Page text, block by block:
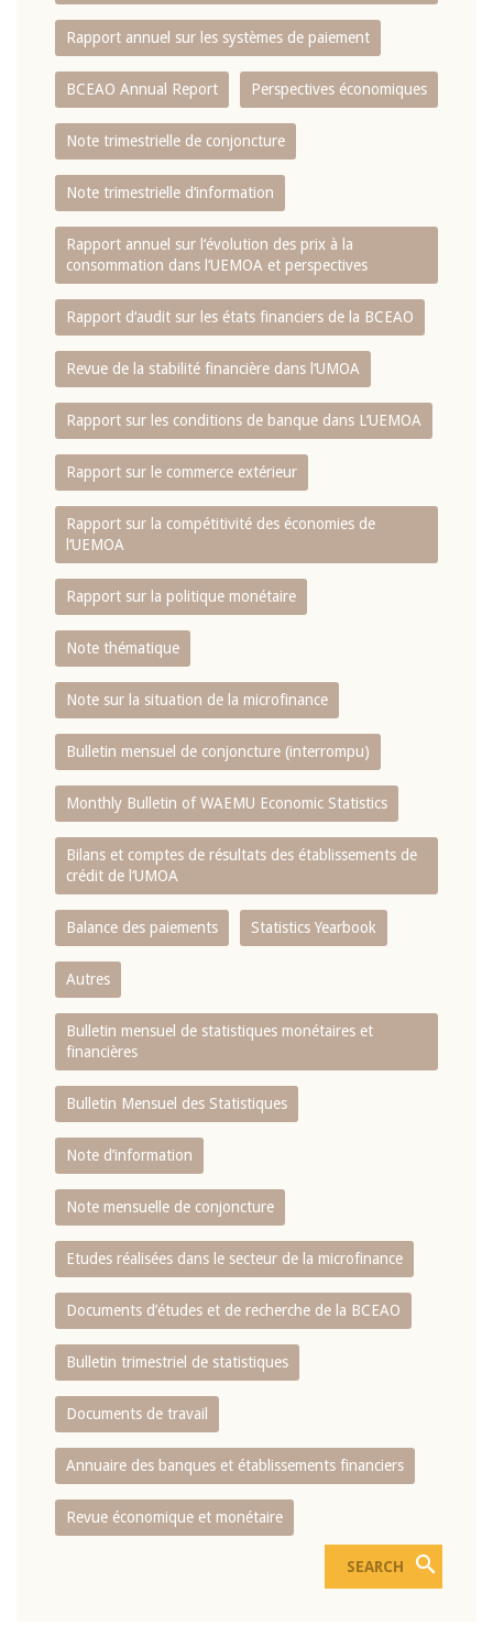
Rapport annuel sur les systèmes de paiement
BCEAO Annual Report Perspectives économiques
Note trimestrielle de conjoncture
Note trimestrielle d‘information
Rapport annuel sur l‘évolution des prix à la
consommation dans l‘UEMOA et perspectives
Rapport d‘audit sur les états financiers de la BCEAO
Revue de la stabilité financière dans l‘UMOA
Rapport sur les conditions de banque dans L‘UEMOA
Rapport sur le commerce extérieur
Rapport sur la compétitivité des économies de
l‘UEMOA
Rapport sur la politique monétaire
Note thématique
Note sur la situation de la microfinance
Bulletin mensuel de conjoncture (interrompu)
Monthly Bulletin of WAEMU Economic Statistics
Bilans et comptes de résultats des établissements de
crédit de l‘UMOA
Balance des paiements Statistics Yearbook
Autres
Bulletin mensuel de statistiques monétaires et
financières
Bulletin Mensuel des Statistiques
Note d’information
Note mensuelle de conjoncture
Etudes réalisées dans le secteur de la microfinance
Documents d’études et de recherche de la BCEAO
Bulletin trimestriel de statistiques
Documents de travail
Annuaire des banques et établissements financiers
Revue économique et monétaire